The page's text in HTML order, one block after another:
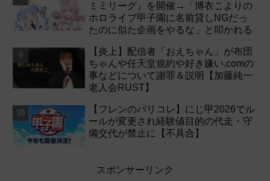
ミミリーグ』を開催→「博衣こよりの
ホロライブ甲子園に名前貸しNGだっ
たのに似た企画をやるな」と叩かれる
【炎上】配信者「おえちゃん」が布団
ちゃんや任天堂規約や好き嫌い.comの
事などについて謝罪＆説明【加藤純一
老人会RUST】
【フレンのパリコレ】にじ甲2026でル
ールが変更され経験値目的の代走・守
備交代が禁止に【不具合】
スポンサーリンク